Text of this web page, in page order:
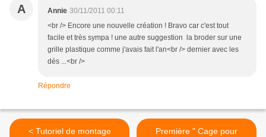
A Annie 30/11/2011 00:11
<br /> Encore une nouvelle création ! Bravo car c'est tout
facile et très sympa ! une autre suggestion la broder sur une
grille plastique comme j'avais fait l'an<br /> dernier avec les
dés ...<br />
Répondre
< Tutoriel de montage
Première " Cage pour